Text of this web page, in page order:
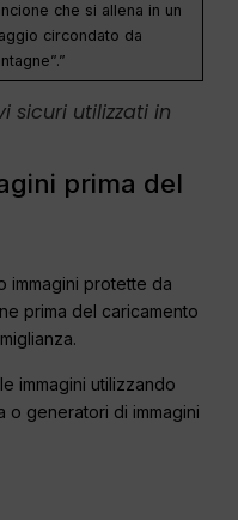
che si allena in un
circondato da
sicuri utilizzati in
prima del
immagini protette da
prima del caricamento
immagini utilizzando
o generatori di immagini